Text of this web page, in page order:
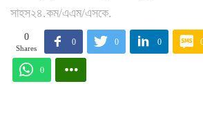
সাহস২৪.কম/এএম/এসকে.
0
Shares
0 0 0
0